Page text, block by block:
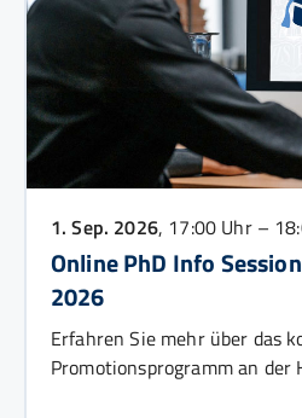
1. Sep. 2026, 17:00 Uhr –
Online PhD Info
2026
Erfahren Sie mehr über das
Promotionsprogramm an der